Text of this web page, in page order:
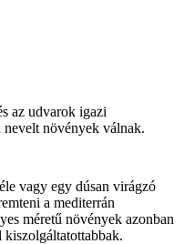
az udvarok igazi
nevelt növények válnak.
vagy egy dúsan virágzó
a mediterrán
méretű növények azonban
kiszolgáltatottabbak.